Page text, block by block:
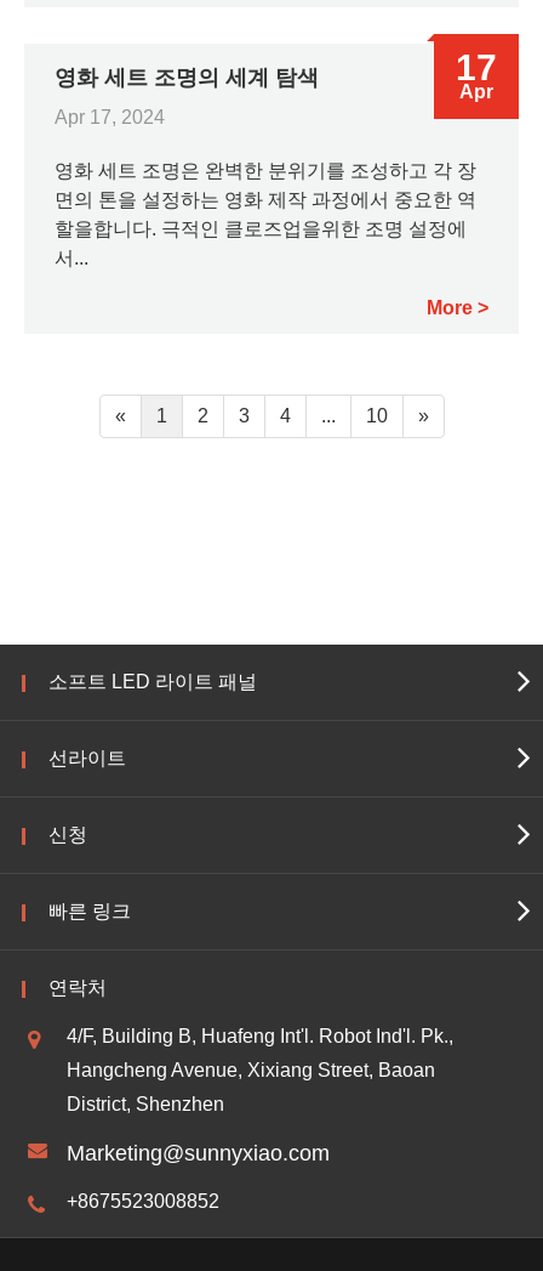
영화 세트 조명의 세계 탐색
Apr 17, 2024
영화 세트 조명은 완벽한 분위기를 조성하고 각 장
면의 톤을 설정하는 영화 제작 과정에서 중요한 역
할을합니다. 극적인 클로즈업을위한 조명 설정에
서...
More
17
Apr
« 1 2 3 4 ... 10 »
소프트 LED 라이트 패널
선라이트
신청
빠른 링크
연락처
4/F, Building B, Huafeng Int'l. Robot Ind'l. Pk.,
Hangcheng Avenue, Xixiang Street, Baoan
District, Shenzhen
Marketing@sunnyxiao.com
+8675523008852